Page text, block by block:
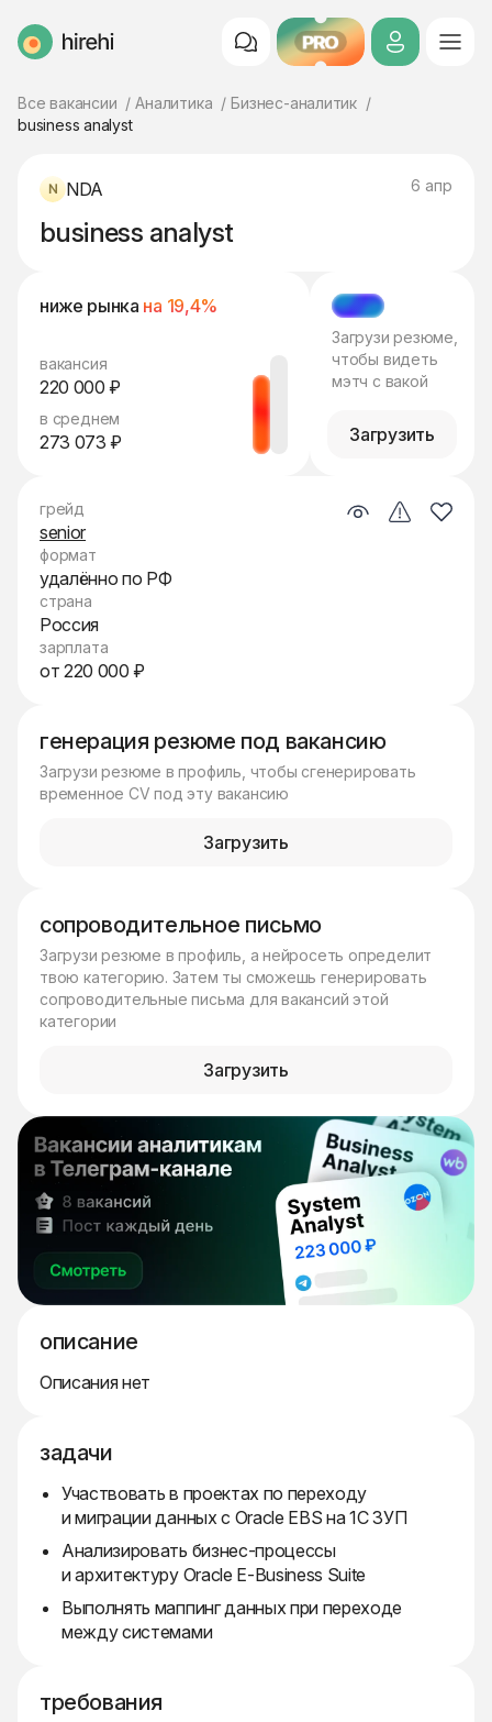
HireHi PRO
Все вакансии Аналитика
Бизнес-аналитик
business analyst
NDA 6 апр
business analyst
ниже рынка на 19,4%
вакансия
220 000 ₽
в среднем
273 073 ₽
МЭТЧ
Загрузи резюме,
чтобы видеть
мэтч с вакой
Загрузить
генерация резюме под вакансию
Загрузи резюме в профиль, чтобы сгенерировать
временное CV под эту вакансию
Загрузить
сопроводительное письмо
Загрузи резюме в профиль, а нейросеть определит
твою категорию. Затем ты сможешь генерировать
сопроводительные письма для вакансий этой
категории
Загрузить
описание
Описания нет
задачи
Участвовать в проектах по переходу
и миграции данных с Oracle EBS на 1С ЗУП
Анализировать бизнес-процессы
и архитектуру Oracle E-Business Suite
Выполнять маппинг данных при переходе
между системами
требования
грейд
senior
формат
удалённо по РФ
страна
Россия
зарплата
от 220 000 ₽